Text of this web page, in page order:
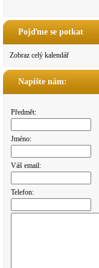
Pojďme se potkat
Zobraz celý kalendář
Napište nám:
Předmět:
Jméno:
Váš email:
Telefon: